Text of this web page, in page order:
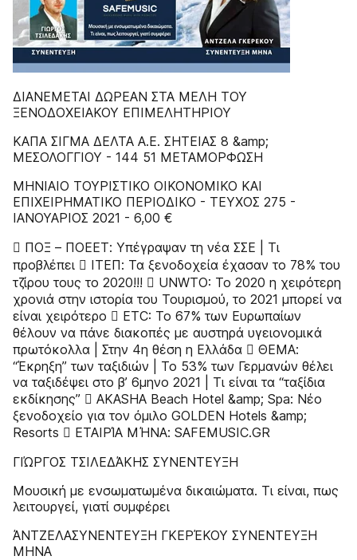
ΔIANEMETAI ΔΩPEAN ΣTA MEΛH TOY
ΞENOΔOXEIAKOY EΠIMEΛHTHPIOY
ΚΑΠΑ ΣΙΓΜΑ ΔΕΛΤΑ Α.Ε. ΣΗΤΕΙΑΣ 8 &amp;
ΜΕΣΟΛΟΓΓΙΟΥ - 144 51 ΜΕΤΑΜΟΡΦΩΣΗ
MHNIAIO TOYPIΣTIKO OIKONOMIKO KAI
EΠIXEIPHMATIKO ΠEPIOΔIKO - TEYXOΣ 275 -
IANOYAΡΙΟΣ 2021 - 6,00 €
 ΠΟΞ – ΠΟΕΕΤ: Υπέγραψαν τη νέα ΣΣΕ | Τι
προβλέπει  ΙΤΕΠ: Τα ξενοδοχεία έχασαν το 78% του
τζίρου τους το 2020!!!  UNWTO: Το 2020 η χειρότερη
χρονιά στην ιστορία του Τουρισµού, το 2021 µπορεί να
είναι χειρότερο  ETC: Το 67% των Ευρωπαίων
θέλουν να πάνε διακοπές με αυστηρά υγειονομικά
πρωτόκολλα | Στην 4η θέση η Ελλάδα  ΘΕΜΑ:
“Έκρηξη” των ταξιδιών | Το 53% των Γερµανών θέλει
να ταξιδέψει στο β’ 6µηνο 2021 | Τι είναι τα “ταξίδια
εκδίκησης”  AKASHA Beach Hotel &amp; Spa: Νέο
ξενοδοχείο για τον όμιλο GOLDEN Hotels &amp;
Resorts  ΕΤΑΙΡΊΑ ΜΉΝΑ: SAFEMUSIC.GR
ΓΙΏΡΓΟΣ ΤΣΙΛΕΔΆΚΗΣ ΣΥΝΕΝΤΕΥΞΗ
Mουσική µε ενσωµατωµένα δικαιώµατα. Τι είναι, πως
λειτουργεί, γιατί συµφέρει
ΆΝΤΖΕΛΑΣΥΝΕΝΤΕΥΞH ΓΚΕΡΈΚΟΥ ΣΥΝΕΝΤΕΥΞΗ
ΜΗΝΑ